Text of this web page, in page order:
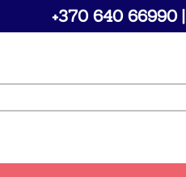
+370 640 66990